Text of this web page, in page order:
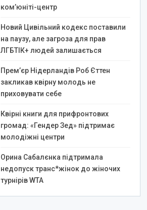
ком’юніті-центр
Новий Цивільний кодекс поставили
на паузу, але загроза для прав
ЛГБТІК+ людей залишається
Прем’єр Нідерландів Роб Єттен
закликав квірну молодь не
приховувати себе
Квірні книги для прифронтових
громад: «Гендер Зед» підтримає
молодіжні центри
Орина Сабалєнка підтримала
недопуск транс*жінок до жіночих
турнірів WTA